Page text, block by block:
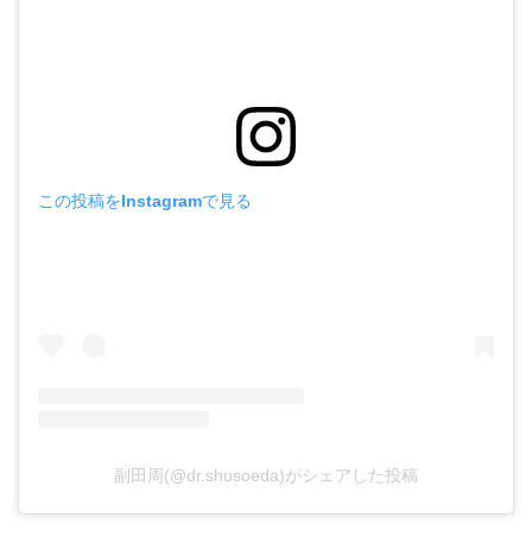
この投稿をInstagramで見る
副田周(@dr.shusoeda)がシェアした投稿